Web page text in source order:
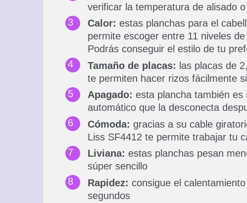
verificar la temperatura de alisado
Calor: estas planchas para el
permite escoger entre 11 niveles
Podrás conseguir el estilo de tu
Tamaño de placas: las placas de
te permiten hacer rizos fácilmente
Apagado: esta plancha también
automático que la desconecta
Cómoda: gracias a su cable
Liss SF4412 te permite trabajar tu
Liviana: estas planchas pesan
súper sencillo
Rapidez: consigue el
segundos